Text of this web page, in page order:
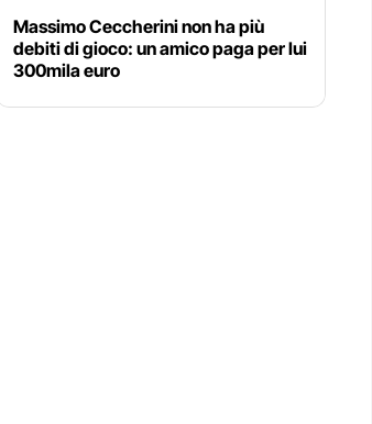
Massimo Ceccherini non ha più
debiti di gioco: un amico paga per lui
300mila euro